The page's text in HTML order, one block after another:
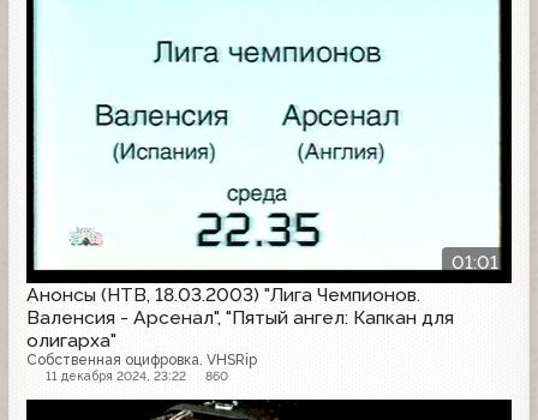
01:01
Анонсы (НТВ, 18.03.2003) "Лига Чемпионов.
Валенсия - Арсенал", "Пятый ангел: Капкан для
олигарха"
Собственная оцифровка. VHSRip
11 декабря 2024, 23:22 860